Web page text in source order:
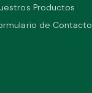
Productos
de Contacto